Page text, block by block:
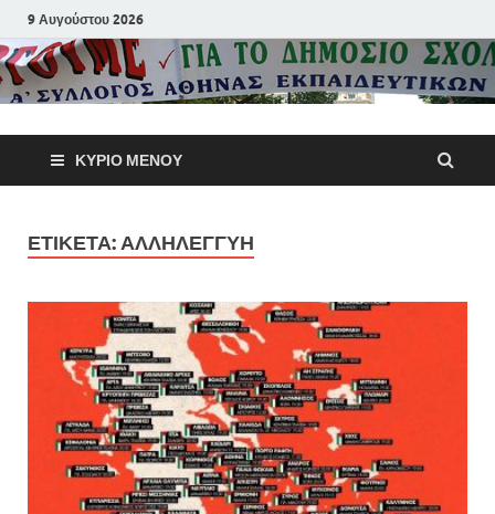
9 Αυγούστου 2026
Α΄
Αθηνών
Π.Ε.
ΚΎΡΙΟ ΜΕΝΟΎ
ΕΤΙΚΈΤΑ: ΑΛΛΗΛΕΓΓΎΗ